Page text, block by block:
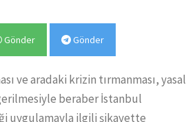
Gönder Gönder
ve aradaki krizin tırmanması, yasal
beraber İstanbul
uygulamayla ilgili şikayette